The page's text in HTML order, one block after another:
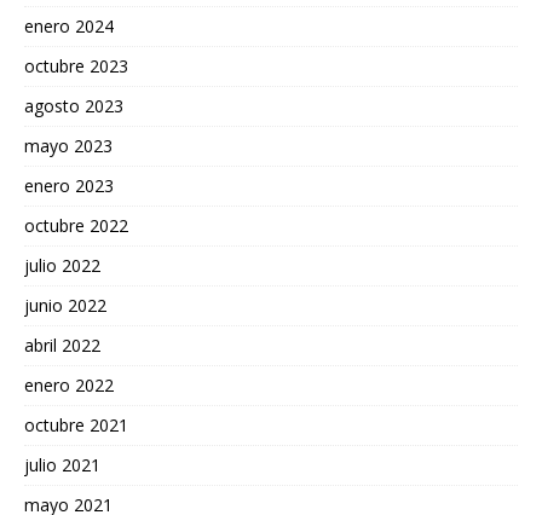
enero 2024
octubre 2023
agosto 2023
mayo 2023
enero 2023
octubre 2022
julio 2022
junio 2022
abril 2022
enero 2022
octubre 2021
julio 2021
mayo 2021